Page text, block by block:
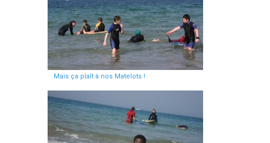
Mais ça plaît à nos Matelots !